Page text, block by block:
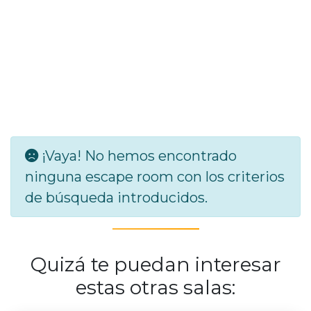
¡Vaya! No hemos encontrado
ninguna escape room con los criterios
de búsqueda introducidos.
Quizá te puedan interesar
estas otras salas: